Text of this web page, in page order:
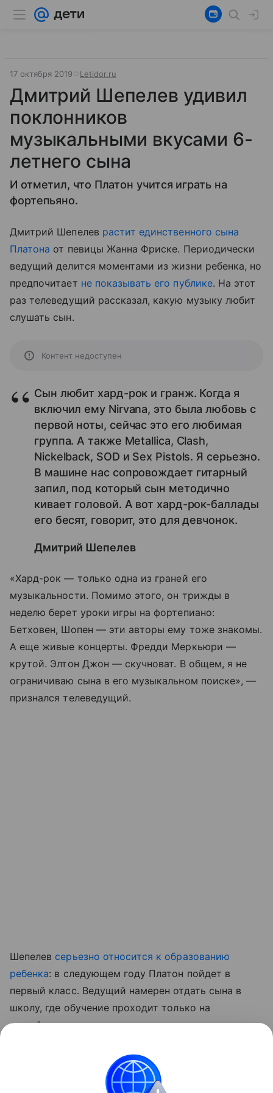
17 октября 2019 Letidor.ru
Дмитрий Шепелев удивил
поклонников
музыкальными вкусами 6-
летнего сына
И отметил, что Платон учится играть на
фортепьяно.
Дмитрий Шепелев растит единственного сына
Платона от певицы Жанна Фриске. Периодически
ведущий делится моментами из жизни ребенка, но
предпочитает не показывать его публике. На этот
раз телеведущий рассказал, какую музыку любит
слушать сын.
Контент недоступен
Сын любит хард-рок и гранж. Когда я
включил ему Nirvana, это была любовь с
первой ноты, сейчас это его любимая
группа. А также Metallica, Clash,
Nickelback, SOD и Sex Pistols. Я серьезно.
В машине нас сопровождает гитарный
запил, под который сын методично
кивает головой. А вот хард-рок-баллады
его бесят, говорит, это для девчонок.
Дмитрий Шепелев
«Хард-рок — только одна из граней его
музыкальности. Помимо этого, он трижды в
неделю берет уроки игры на фортепиано:
Бетховен, Шопен — эти авторы ему тоже знакомы.
А еще живые концерты. Фредди Меркьюри —
крутой. Элтон Джон — скучноват. В общем, я не
ограничиваю сына в его музыкальном поиске», —
признался телеведущий.
Шепелев серьезно относится к образованию
ребенка: в следующем году Платон пойдет в
первый класс. Ведущий намерен отдать сына в
школу, где обучение проходит только на
английском языке.
9 модных веяний в родительстве,
которые могут навредить ребенку